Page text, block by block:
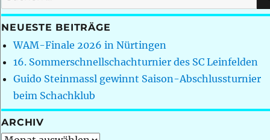
nach:
NEUESTE BEITRÄGE
WAM-Finale 2026 in Nürtingen
16. Sommerschnellschachturnier des SC Leinfelden
Guido Steinmassl gewinnt Saison-Abschlussturnier
beim Schachklub
ARCHIV